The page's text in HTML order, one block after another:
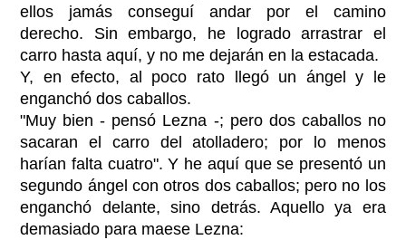
ellos jamás conseguí andar por el camino
derecho. Sin embargo, he logrado arrastrar el
carro hasta aquí, y no me dejarán en la estacada.
Y, en efecto, al poco rato llegó un ángel y le
enganchó dos caballos.
"Muy bien - pensó Lezna -; pero dos caballos no
sacaran el carro del atolladero; por lo menos
harían falta cuatro". Y he aquí que se presentó un
segundo ángel con otros dos caballos; pero no los
enganchó delante, sino detrás. Aquello ya era
demasiado para maese Lezna: